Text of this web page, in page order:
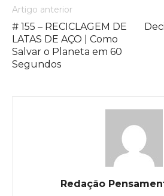
Artigo anterior
# 155 – RECICLAGEM DE
LATAS DE AÇO | Como
Salvar o Planeta em 60
Segundos
Redação